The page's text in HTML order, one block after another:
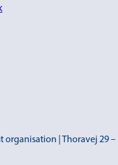
organisation | Thoravej 29 –